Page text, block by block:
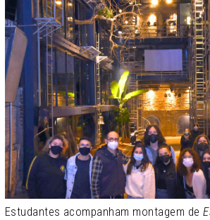
Estudantes acompanham montagem de